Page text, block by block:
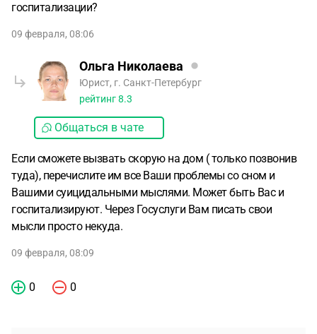
госпитализации?
09 февраля, 08:06
Ольга Николаева
Юрист, г. Санкт-Петербург
рейтинг8.3
Общаться в чате
Если сможете вызвать скорую на дом ( только позвонив
туда), перечислите им все Ваши проблемы со сном и
Вашими суицидальными мыслями. Может быть Вас и
госпитализируют. Через Госуслуги Вам писать свои
мысли просто некуда.
09 февраля, 08:09
0 0